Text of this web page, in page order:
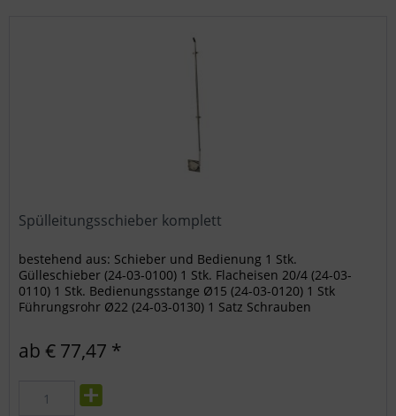
Spülleitungsschieber komplett
bestehend aus: Schieber und Bedienung 1 Stk.
Gülleschieber (24-03-0100) 1 Stk. Flacheisen 20/4 (24-03-
0110) 1 Stk. Bedienungsstange Ø15 (24-03-0120) 1 Stk
Führungsrohr Ø22 (24-03-0130) 1 Satz Schrauben
ab € 77,47 *